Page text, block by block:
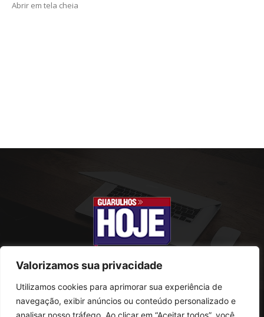
Valorizamos sua privacidade
Utilizamos cookies para aprimorar sua experiência de
navegação, exibir anúncios ou conteúdo personalizado e
analisar nosso tráfego. Ao clicar em “Aceitar todos”, você
Abrir em tela cheia
SOBRE NÓS